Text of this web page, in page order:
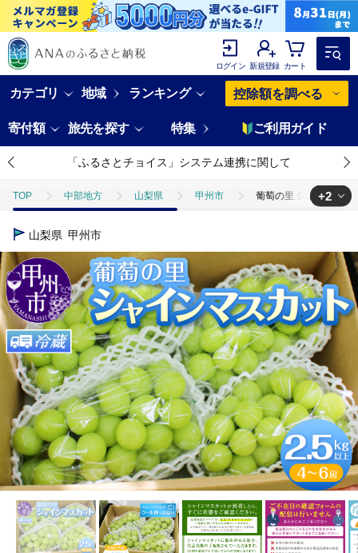
ログイン 新規登録 カート
カテゴリ 地域 ランキング 控除額を調べる
寄付額 旅先を探す 特集 ご利用ガイド
「ふるさとチョイス」システム連携に関して
TOP 中部地方 山梨県 甲州市 葡萄の里 シャインマ
TOP
TOP フルーツ ぶどう・マスカット 葡萄の里 シャインマ
+2
山梨県 甲州市